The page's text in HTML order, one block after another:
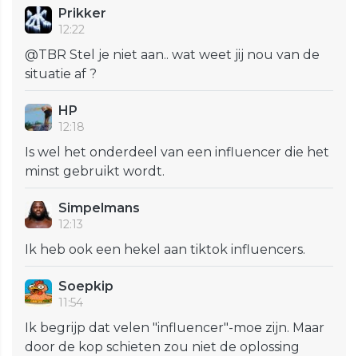
Prikker
12:22
@TBR Stel je niet aan.. wat weet jij nou van de
situatie af ?
HP
12:18
Is wel het onderdeel van een influencer die het
minst gebruikt wordt.
Simpelmans
12:13
Ik heb ook een hekel aan tiktok influencers.
Soepkip
11:54
Ik begrijp dat velen "influencer"-moe zijn. Maar
door de kop schieten zou niet de oplossing